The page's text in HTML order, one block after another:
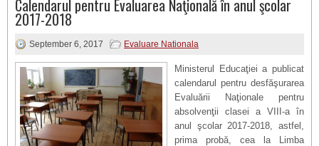
Calendarul pentru Evaluarea Naţională în anul şcolar
2017-2018
September 6, 2017 Evaluare Nationala
Ministerul Educaţiei a publicat
calendarul pentru desfăşurarea
Evaluării Naţionale pentru
absolvenţii clasei a VIII-a în
anul şcolar 2017-2018, astfel,
prima probă, cea la Limba